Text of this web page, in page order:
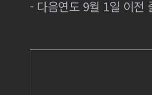
- 다음연도 9월 1일 이전